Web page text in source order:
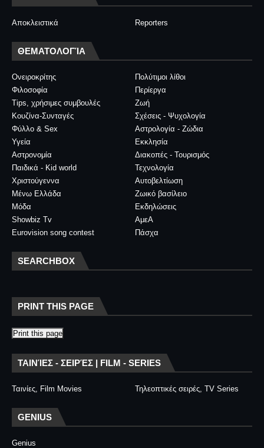
Αποκλειστικά Reporters
ΘΕΜΑΤΟΛΟΓΊΑ
Ονειροκρίτης
Πολύτιμοι λίθοι
Φιλοσοφία
Περίεργα
Tips, χρήσιμες συμβουλές
Ζωή
Κουζίνα-Συνταγές
Σχέσεις - Ψυχολογία
Φύλλο & Sex
Αστρολογία - Ζώδια
Υγεία
Εκκλησία
Αστρονομία
Διακοπές - Τουρισμός
Παιδικά - Kid world
Τεχνολογία
Χριστούγεννα
Αυτοβελτίωση
Μένω Ελλάδα
Ζωικό βασίλειο
Μόδα
Εκδηλώσεις
Showbiz Tv
ΑμεΑ
Eurovision song contest
Πάσχα
SEARCHBOX
PRINT THIS PAGE
Print this page
ΤΑΙΝΊΕΣ - ΣΕΙΡΈΣ | FILM - SERIES
Ταινίες, Film Movies Τηλεοπτικές σειρές, TV Series
GENIUS
Genius